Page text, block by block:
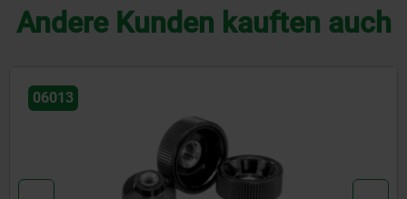
Andere Kunden kauften auch